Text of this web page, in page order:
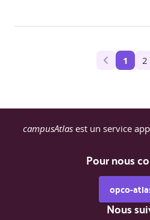
1 2
campusAtlas est un service
Pour nous
opco-
Nous